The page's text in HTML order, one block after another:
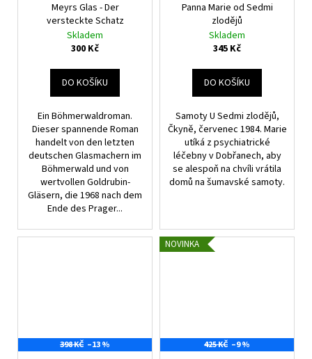
Meyrs Glas - Der
versteckte Schatz
Skladem
300 Kč
DO KOŠÍKU
Ein Böhmerwaldroman.
Dieser spannende Roman
handelt von den letzten
deutschen Glasmachern im
Böhmerwald und von
wertvollen Goldrubin-
Gläsern, die 1968 nach dem
Ende des Prager...
Panna Marie od Sedmi
zlodějů
Skladem
345 Kč
DO KOŠÍKU
Samoty U Sedmi zlodějů,
Čkyně, červenec 1984. Marie
utíká z psychiatrické
léčebny v Dobřanech, aby
se alespoň na chvíli vrátila
domů na šumavské samoty.
398 KČ –13 %
NOVINKA
425 KČ –9 %